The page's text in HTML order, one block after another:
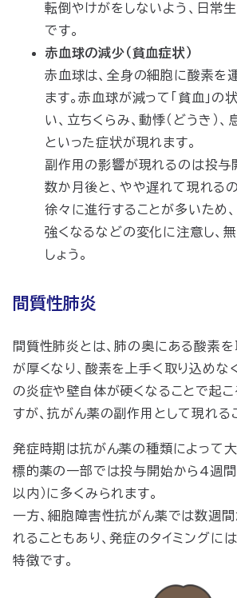
転倒やけがをしないよう、日常
です。
赤血球の減少（貧血症状）
赤血球は、全身の細胞に酸素を
ます。赤血球が減って「貧血」の
い、立ちくらみ、動悸（どうき）
といった症状が現れます。
副作用の影響が現れるのは投与
数か月後と、やや遅れて現れる
徐々に進行することが多いため
強くなるなどの変化に注意し、
しょう。
間質性肺炎
間質性肺炎とは、肺の奥にある酸素
が厚くなり、酸素を上手く取り込めな
の炎症や壁自体が硬くなることで起こ
すが、抗がん薬の副作用として現れる
発症時期は抗がん薬の種類によって大
標的薬の一部では投与開始から4週間
以内）に多くみられます。
一方、細胞障害性抗がん薬では数週
れることもあり、発症のタイミングに
特徴です。